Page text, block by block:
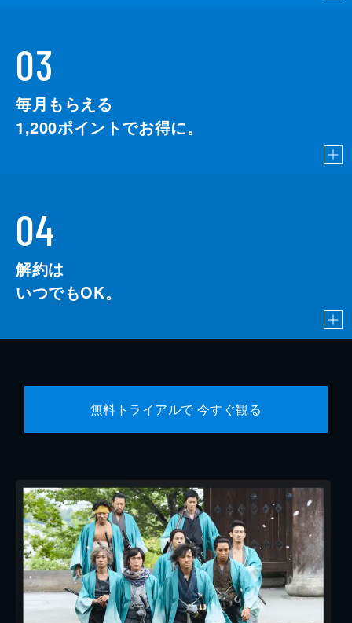
03
毎月もらえる
1,200ポイントでお得に。
04
解約は
いつでもOK。
無料トライアルで 今すぐ観る